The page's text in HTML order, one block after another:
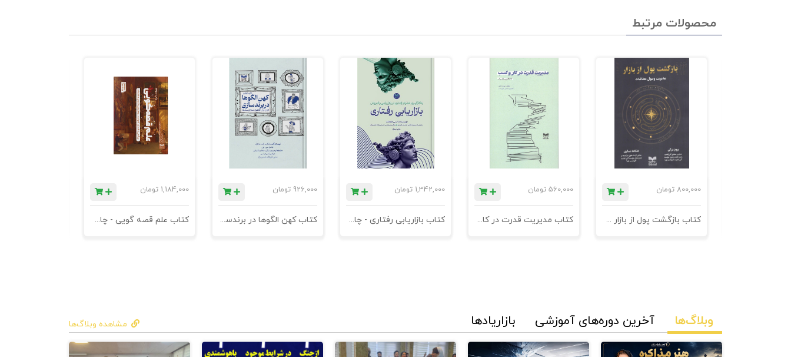
محصولات مرتبط
800,000 تومان
کتاب بازگشت پول از بازار مدیریت وصول مطالبات
560,000 تومان
کتاب مدیریت قدرت در کاروکسب
1,342,000 تومان
کتاب بازاریابی رفتاری - چاپ سوم
926,000 تومان
کتاب کهن الگوها در برندسازی - ابزاری برای خلاقها و استراتژیست ها
1,184,000 تومان
کتاب علم قصه گویی - چاپ سوم
وبلاگ‌ها مشاهده وبلاگ‌ها آخرین دوره‌های آموزشی بازاریادها